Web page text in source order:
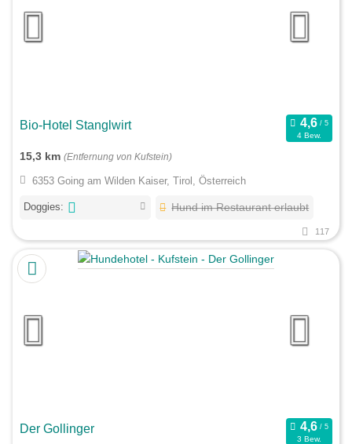
Bio-Hotel Stanglwirt
4 Bew.
15,3 km (Entfernung von Kufstein)
6353 Going am Wilden Kaiser, Tirol, Österreich
Doggies: Hund im Restaurant erlaubt
117
Der Gollinger
3 Bew.